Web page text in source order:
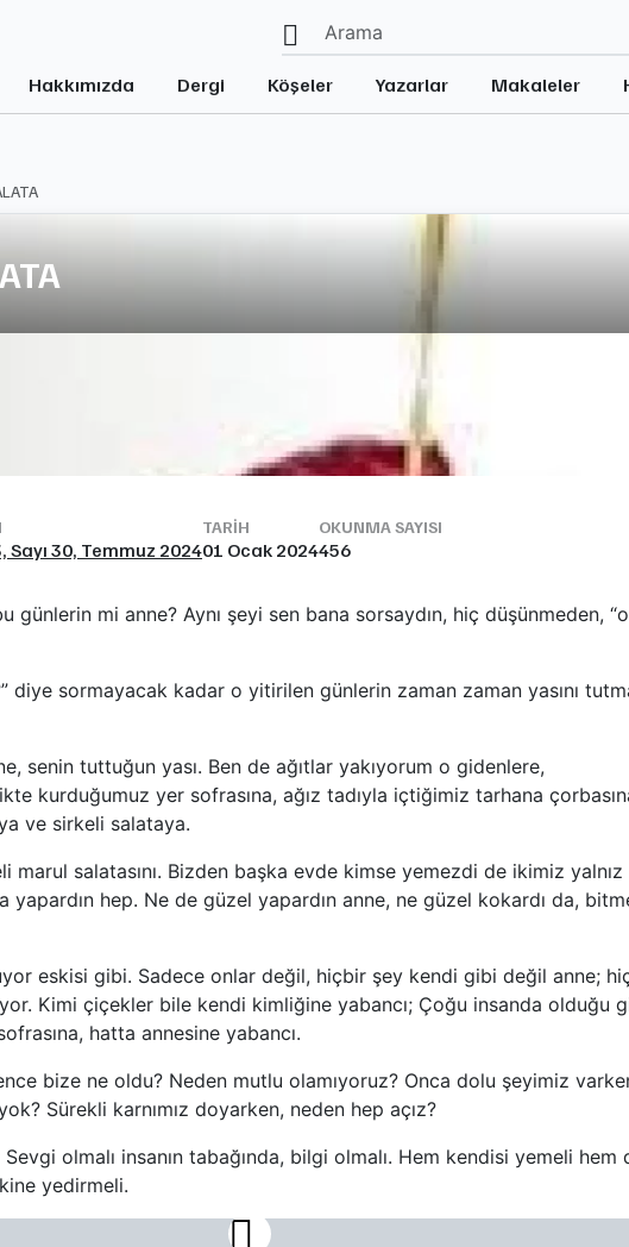
Hakkımızda Dergi Köşeler Yazarlar Makaleler
Sayı 30, Temmuz 2024
TARIH
01 Ocak 2024
OKUNMA SAYISI
456
günlerin mi anne? Aynı şeyi sen bana sorsaydın, hiç düşünmeden, “o
diye sormayacak kadar o yitirilen günlerin zaman zaman yasını
senin tuttuğun yası. Ben de ağıtlar yakıyorum o gidenlere,
kurduğumuz yer sofrasına, ağız tadıyla içtiğimiz tarhana
ve sirkeli salataya.
marul salatasını. Bizden başka evde kimse yemezdi de ikimiz yalnız
yapardın hep. Ne de güzel yapardın anne, ne güzel kokardı da,
eskisi gibi. Sadece onlar değil, hiçbir şey kendi gibi değil anne;
Kimi çiçekler bile kendi kimliğine yabancı; Çoğu insanda olduğu
hatta annesine yabancı.
bize ne oldu? Neden mutlu olamıyoruz? Onca dolu şeyimiz
Sürekli karnımız doyarken, neden hep açız?
Sevgi olmalı insanın tabağında, bilgi olmalı. Hem kendisi yemeli hem
yedirmeli.